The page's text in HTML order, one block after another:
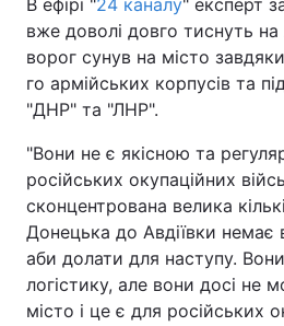
Зброя
Здоров'я
Цікавинки
Лонгріди
Відео з Youtube
В ефірі "24 каналу" експерт
вже доволі довго тиснуть на
ворог сунув на місто
го армійських корпусів та
"ДНР" та "ЛНР".
"Вони не є якісною та
російських окупаційних
сконцентрована велика
Донецька до Авдіївки немає
аби долати для наступу.
логістику, але вони досі не
місто і це є для російських